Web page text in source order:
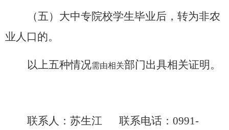
（五）大中专院校学生毕业后，转为非农
业人口的。
以上五种情况需由相关部门出具相关证明。
联系人：苏生江 联系电话： 0991-